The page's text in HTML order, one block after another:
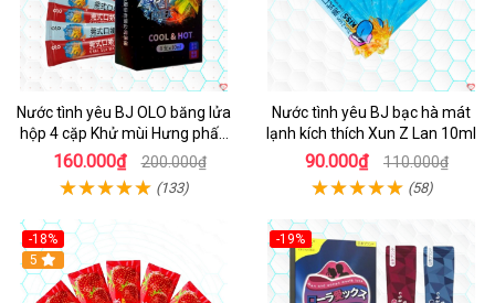
Nước tình yêu BJ OLO băng lửa
hộp 4 cặp Khử mùi Hưng phấn
tiết kiệm
160.000₫ 200.000₫
(133)
Nước tình yêu BJ bạc hà mát
lạnh kích thích Xun Z Lan 10ml
90.000₫ 110.000₫
(58)
-18%
5
-19%